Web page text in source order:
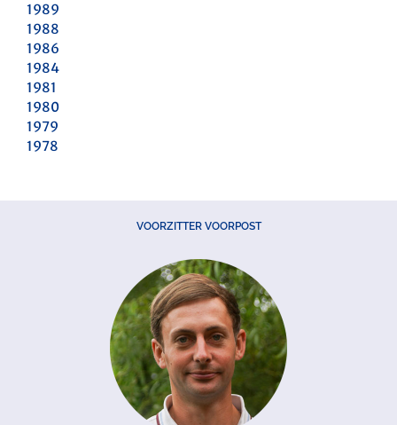
1989
1988
1986
1984
1981
1980
1979
1978
VOORZITTER VOORPOST